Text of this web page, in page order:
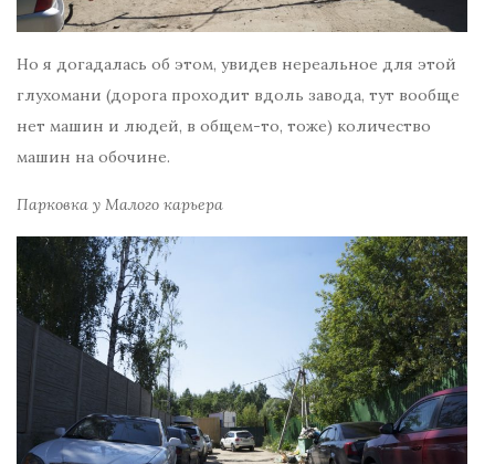
Но я догадалась об этом, увидев нереальное для этой
глухомани (дорога проходит вдоль завода, тут вообще
нет машин и людей, в общем-то, тоже) количество
машин на обочине.
Парковка у Малого карьера